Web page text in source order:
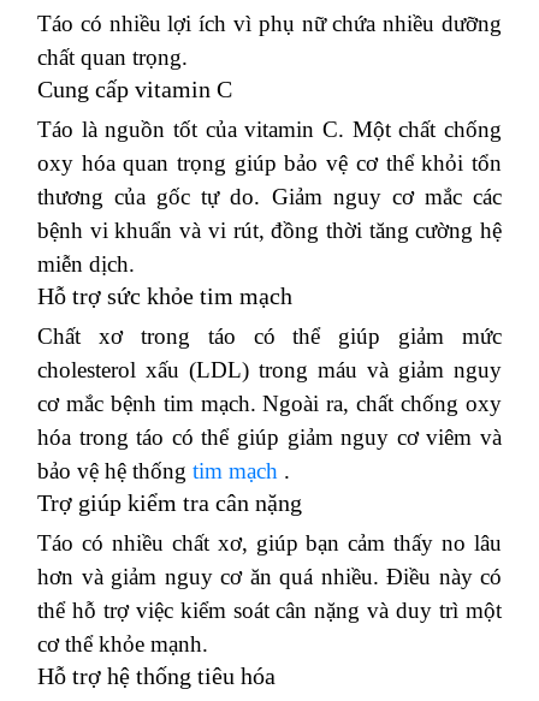
Táo có nhiều lợi ích vì phụ nữ chứa nhiều dưỡng
chất quan trọng.
Cung cấp vitamin C
Táo là nguồn tốt của vitamin C. Một chất chống
oxy hóa quan trọng giúp bảo vệ cơ thể khỏi tổn
thương của gốc tự do. Giảm nguy cơ mắc các
bệnh vi khuẩn và vi rút, đồng thời tăng cường hệ
miễn dịch.
Hỗ trợ sức khỏe tim mạch
Chất xơ trong táo có thể giúp giảm mức
cholesterol xấu (LDL) trong máu và giảm nguy
cơ mắc bệnh tim mạch.Ngoài ra, chất chống oxy
hóa trong táo có thể giúp giảm nguy cơ viêm và
bảo vệ hệ thống tim mạch .
Trợ giúp kiểm tra cân nặng
Táo có nhiều chất xơ, giúp bạn cảm thấy no lâu
hơn và giảm nguy cơ ăn quá nhiều. Điều này có
thể hỗ trợ việc kiểm soát cân nặng và duy trì một
cơ thể khỏe mạnh.
Hỗ trợ hệ thống tiêu hóa